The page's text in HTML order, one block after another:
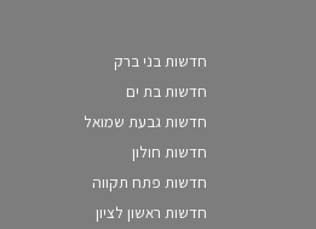
חדשות בני ברק
חדשות בת ים
חדשות גבעת שמואל
חדשות חולון
חדשות פתח תקווה
חדשות ראשון לציון